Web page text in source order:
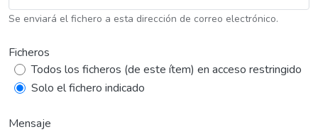
Se enviará el fichero a esta dirección de correo electrónico.
Ficheros
Todos los ficheros (de este ítem) en acceso restringido
Solo el fichero indicado
Mensaje